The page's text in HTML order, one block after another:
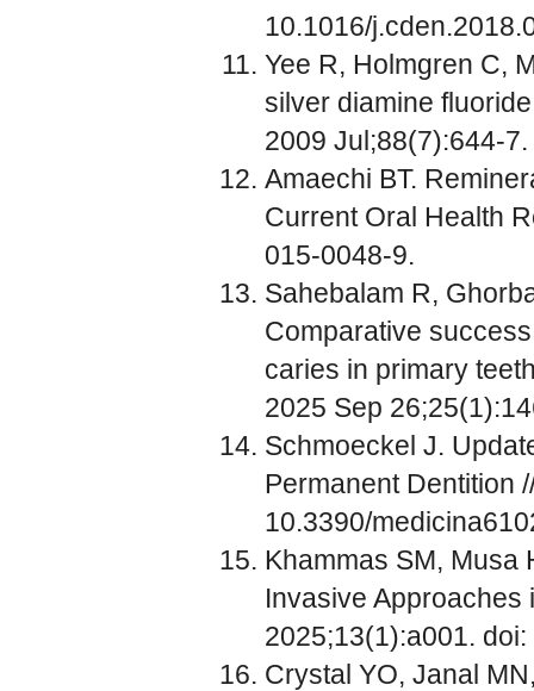
10.1016/
Yee R, Holmgren C,
silver diamine
2009 Jul;88(7):644-
Amaechi BT.
Current Oral Health
015-0048-9.
Sahebalam R,
Comparative
caries in primary
2025 Sep
Schmoeckel J.
Permanent Dentition
10.3390/
Khammas SM, Musa
Invasive Approaches
2025;13(1):a001.
Crystal YO, Janal